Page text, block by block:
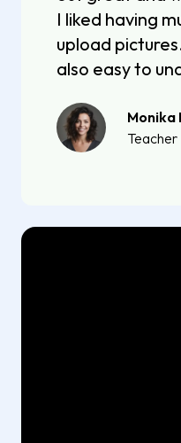
I liked having
upload
also easy to
Monika
Teacher